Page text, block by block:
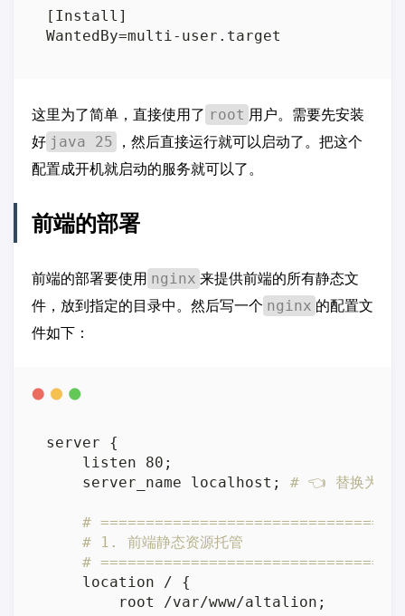
[Install]
这里为了简单，直接使用了 root 用户。需要先安装
好 java 25
，然后直接运行就可以启动了。把这个
配置成开机就启动的服务就可以了。
前端的部署
前端的部署要使用 nginx 来提供前端的所有静态文
件，放到指定的目录中。然后写一个 nginx 的配置文
件如下：
server {
    listen 80;
    server_name localhost;
# 👈 替换为你
#
# 1. 前端静态资源托管
#
    location / {
root /var/www/